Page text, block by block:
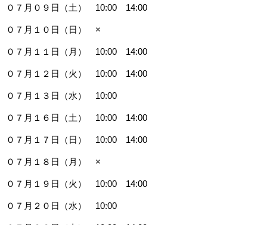
０７月０９日（土） 10:00 14:00
０７月１０日（日） ×
０７月１１日（月） 10:00 14:00
０７月１２日（火） 10:00 14:00
０７月１３日（水） 10:00
０７月１６日（土） 10:00 14:00
０７月１７日（日） 10:00 14:00
０７月１８日（月） ×
０７月１９日（火） 10:00 14:00
０７月２０日（水） 10:00